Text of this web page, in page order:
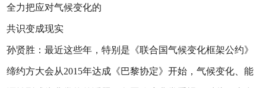
全力把应对气候变化的
共识变成现实
孙贤胜：最近这些年，特别是《联合国气候变化框架公约》
缔约方大会从2015年达成《巴黎协定》开始，气候变化、能